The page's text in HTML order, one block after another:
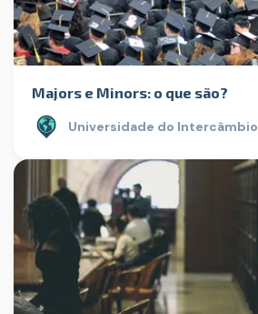
Majors e Minors: o que são?
Universidade do Intercâmbio